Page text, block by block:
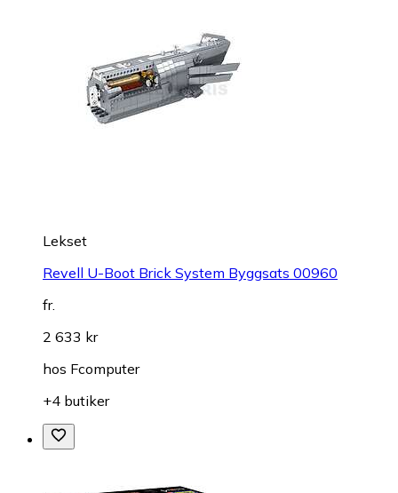
Lekset
Revell U-Boot Brick System Byggsats 00960
fr.
2 633 kr
hos Fcomputer
+4 butiker